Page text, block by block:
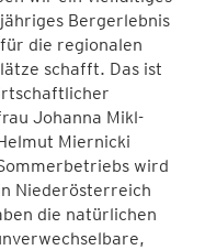
Bergerlebnis
die regionalen
schafft. Das ist
Johanna Mikl-
Miernicki
wird
Niederösterreich
die natürlichen